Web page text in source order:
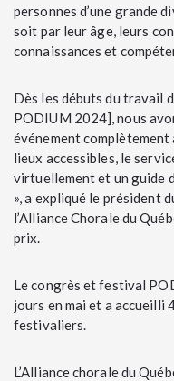
personnes d’une grande
soit par leur âge, leurs
connaissances et
Dès les débuts du travail
PODIUM 2024], nous
événement
lieux accessibles, le
virtuellement et un guide
», a expliqué le président
l’Alliance Chorale du
prix.
Le congrès et festival
jours en mai et a accueilli
festivaliers.
L’Alliance chorale du